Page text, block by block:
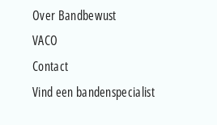
Over Bandbewust
VACO
Contact
Vind een bandenspecialist